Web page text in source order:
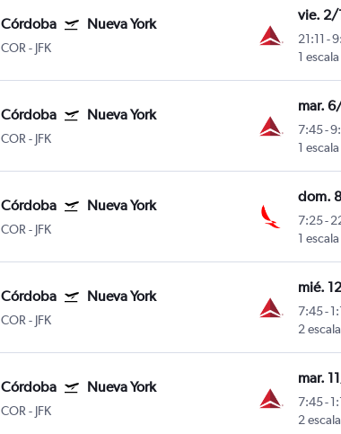
Córdoba Nueva York
COR - JFK
vie. 2/
21:11 -
1 escala
Córdoba Nueva York
COR - JFK
mar.
7:45-
1 escala
Córdoba Nueva York
COR - JFK
dom.
7:25-
1 escala
Córdoba Nueva York
COR - JFK
mié.
7:45-
2
Córdoba Nueva York
COR - JFK
mar.
7:45-
2